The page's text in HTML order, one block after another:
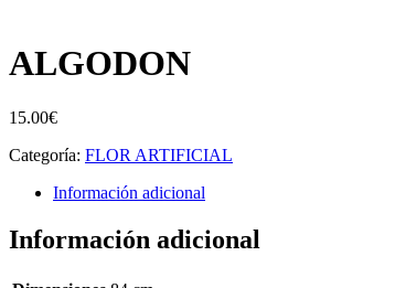
ALGODON
15.00€
Categoría: FLOR ARTIFICIAL
Información adicional
Información adicional